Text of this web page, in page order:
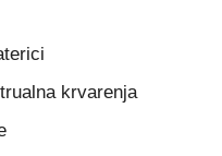
krvarenja